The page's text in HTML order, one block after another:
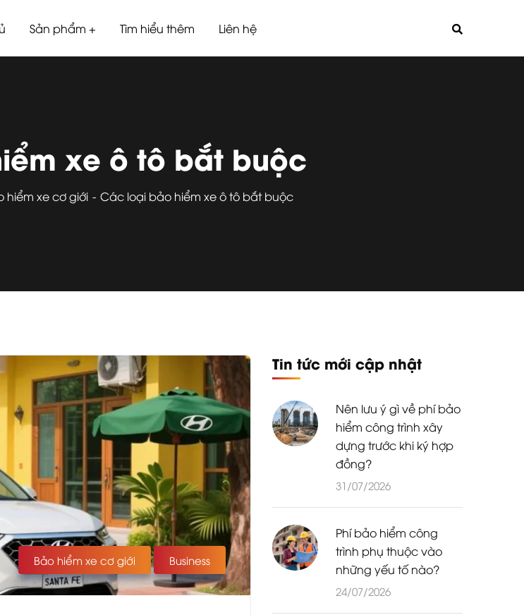
Sản phẩm Tìm hiểu thêm Liên hệ
xe ô tô bắt buộc
hiểm xe cơ giới Các loại bảo hiểm xe ô tô bắt buộc
Bảo hiểm xe cơ giới Business
Tin tức mới cập nhật
Nên lưu ý gì về phí bảo
hiểm công trình xây
dựng trước khi ký hợp
đồng?
31/07/2026
Phí bảo hiểm công
trình phụ thuộc vào
những yếu tố nào?
24/07/2026